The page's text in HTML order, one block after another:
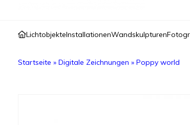
LichtobjekteInstallationenWandskulpturen
Startseite » Digitale Zeichnungen » Poppy world